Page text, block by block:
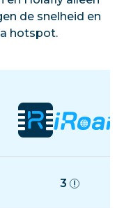
de snelheid en
hotspot.
3